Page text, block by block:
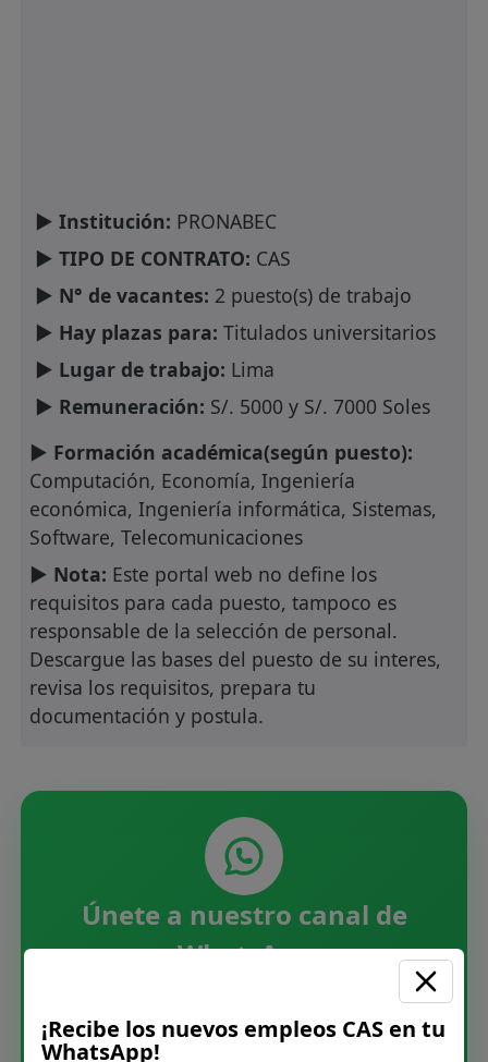
► Institución: PRONABEC
► TIPO DE CONTRATO: CAS
► N° de vacantes: 2 puesto(s) de trabajo
► Hay plazas para: Titulados universitarios
► Lugar de trabajo: Lima
► Remuneración: S/. 5000 y S/. 7000 Soles
► Formación académica(según puesto):
Computación, Economía, Ingeniería
económica, Ingeniería informática, Sistemas,
Software, Telecomunicaciones
► Nota: Este portal web no define los
requisitos para cada puesto, tampoco es
responsable de la selección de personal.
Descargue las bases del puesto de su interes,
revisa los requisitos, prepara tu
documentación y postula.
Únete a nuestro canal de
WhatsApp
Recibe las últimas convocatorias CAS,
directamente en tu WhatsApp. Sin spam.
¡Recibe los nuevos empleos CAS en tu
WhatsApp!